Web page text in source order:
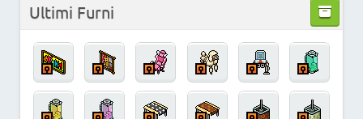
Ultimi Furni